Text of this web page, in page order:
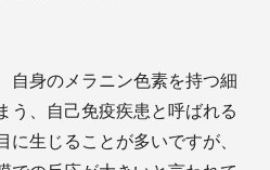
自身のメラニン色素を持つ細
う、自己免疫疾患と呼ばれる
生じることが多いですが、